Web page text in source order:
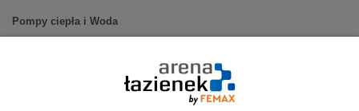
Pompy ciepła i Woda
Ogrzewanie podłogowe (główne)